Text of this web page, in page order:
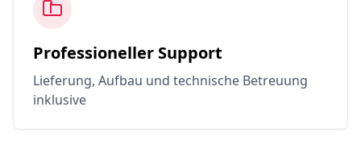
Professioneller Support
Lieferung, Aufbau und technische Betreuung
inklusive